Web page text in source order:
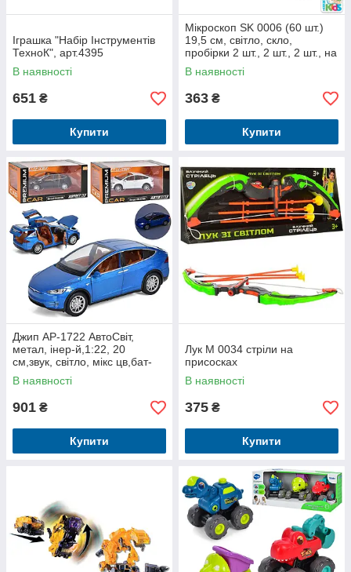
Іграшка "Набір Інструментів
ТехноК", арт.4395
В наявності
651 ₴
Купити
Мікроскоп SK 0006 (60 шт.)
19,5 см, світло, скло,
пробірки 2 шт., 2 шт., 2 шт., на
бат-ку, у кірку, 18-25-7,5 см
В наявності
363 ₴
Купити
Джип AP-1722 АвтоСвіт,
метал, інер-й,1:22, 20
см,звук, світло, мікс цв,бат-
таб, кор, 29-14,5-15 см
В наявності
901 ₴
Купити
Лук M 0034 стріли на
присосках
В наявності
375 ₴
Купити